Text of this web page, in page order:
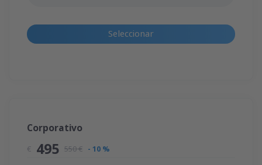
Seleccionar
Corporativo
€ 495 550 € - 10 %